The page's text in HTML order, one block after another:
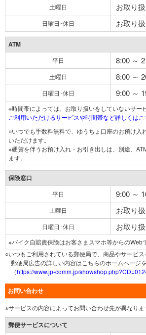
土曜日 お取り
日曜日･休日 お取り
ATM
平日 8:00 ～
土曜日 8:00 ～
日曜日･休日 9:00 ～
※時間帯によっては、お取り扱いをしていないサー
ご利用いただけるサービスや時間帯など詳しくはこ
○いつでも手数料無料で、ゆうちょ口座のお預け入
いただけます。
※硬貨を伴うお預け入れ・お引き出しは、別途、
ます。
保険窓口
平日 9:00 ～
土曜日 お取り
日曜日･休日 お取り
※バイク自賠責保険はお客さまスマホ等からのWeb
○いつもご利用されている郵便局で、商品やサービ
郵便局広告の詳しい内容はこちらのホームページ
（https://www.jp-comm.jp/
お問い合わせ
※サービスの内容によってお問い合わせ先が異なりま
郵便サービスについて